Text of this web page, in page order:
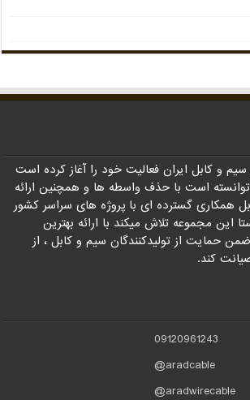
سیم و کابل ایران فعالیت خود را آغاز کرده است
توانسته است با حذف واسطه ها و همچنین ارائه
همکاری گسترده ای با پروژه های سراسر کشور
این مجموعه تلاش میکند با ارائه بهترین
حمایت از تولیدکنندگان سیم و کابل ، از
کند.
09120961243
@aradcable
@aradwirecable